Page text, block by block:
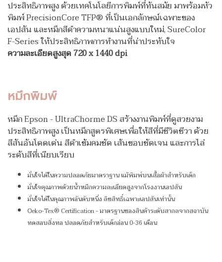
ประสิทธิภาพสูง ด้วยเทคโนโลยีการพิมพ์ที่ทันสมัย มาพร้อมหัว
พิมพ์ PrecisionCore TFP® ที่เป็นเอกลักษณ์เฉพาะของ
เอปสัน และหมึกสีดำความหนาแน่นสูงแบบใหม่, SureColor
F-Series ให้ประสิทธิภาพการทำงานที่น่าประทับใจ
ความละเอียดสูงสุด 720 x 1440 dpi
หมึกพิมพ์
หมึก Epson - UltraChorme DS สร้างงานพิมพ์ที่ดูสวยงาม
ประสิทธิภาพสูง เป็นหมึกสูตรพิเศษเพื่อให้สีที่มีชีวิตชีวา ด้วย
สีสันอันโดดเด่น สีดำเข้มคมชัด เส้นขอบชัดเจน และการไล่
ระดับสีที่เนียบเรียบ
มั่นใจได้ในความปลอดภัยมาตราฐาน แม้พิมพ์บนเสื้อผ้าสำหรับเด็ก
มั่นใจคุณภาพด้วยน้ำหมึกความละเอียดสูงจากโรงงานเอปสัน
มั่นใจได้ในคุณภาพอันดับหนึ่ง ลิขสิทธิ์เฉพาะเอปสันเท่านั้น
Oeko-Tex® Certification - มาตรฐานของสินค้าระดับสากลจากสถาบัน
ทดสอบสิ่งทอ ปลอดภัยสำหรับเด็กอ่อน 0-36 เดือน